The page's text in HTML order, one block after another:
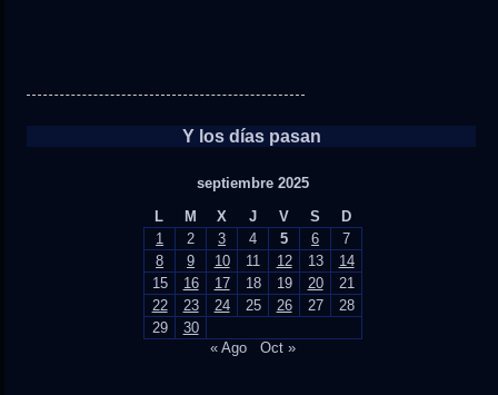
Y los días pasan
septiembre 2025
L
M X J V S
D
1
2 3 4 5 6
7
8
9 10 11 12 13
14
15
16 17 18 19 20
21
22
23 24 25 26 27
28
29
30
« Ago
Oct »